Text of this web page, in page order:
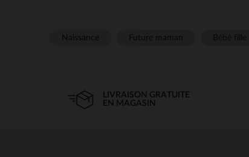
LIVRAISON GRATUITE
EN MAGASIN